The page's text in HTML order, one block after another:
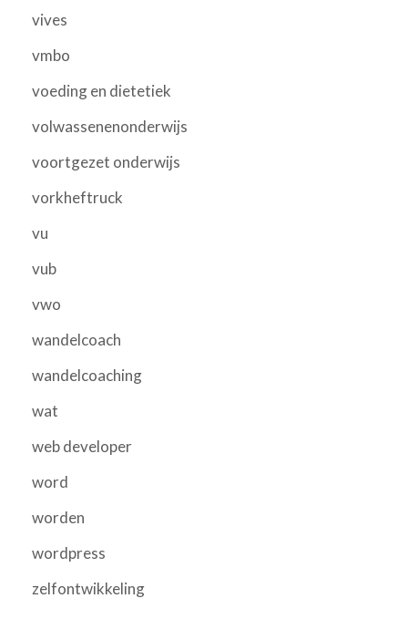
vives
vmbo
voeding en dietetiek
volwassenenonderwijs
voortgezet onderwijs
vorkheftruck
vu
vub
vwo
wandelcoach
wandelcoaching
wat
web developer
word
worden
wordpress
zelfontwikkeling